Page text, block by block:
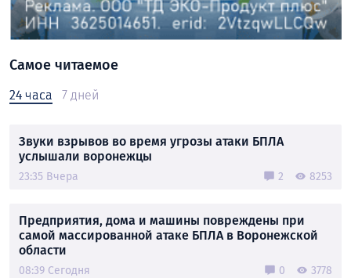
Самое читаемое
24 часа 7 дней
Звуки взрывов во время угрозы атаки БПЛА
услышали воронежцы
23:35 Вчера 2 8253
Предприятия, дома и машины повреждены при
самой массированной атаке БПЛА в Воронежской
области
08:39 Сегодня 0 3778